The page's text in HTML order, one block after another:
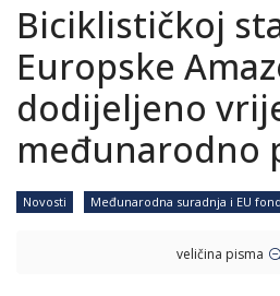
Biciklističkoj
Europske
dodijeljeno
međunarodno
Novosti Međunarodna suradnja i EU
veličina pisma